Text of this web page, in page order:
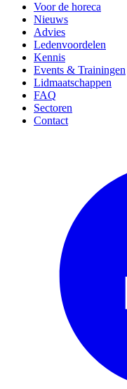
Voor de horeca
Nieuws
Advies
Ledenvoordelen
Kennis
Events & Trainingen
Lidmaatschappen
FAQ
Sectoren
Contact